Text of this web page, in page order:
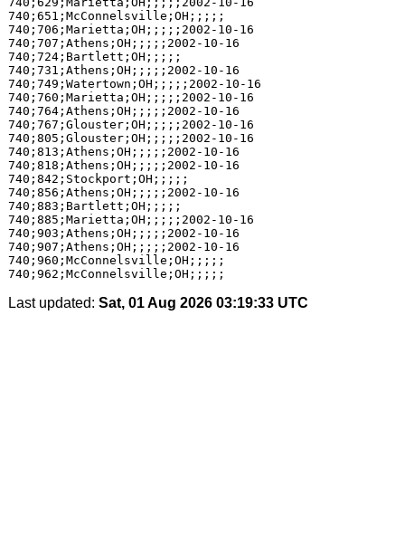
740;651;McConnelsville;OH;;;;;
740;706;Marietta;OH;;;;;2002-10-16
740;707;Athens;OH;;;;;2002-10-16
740;724;Bartlett;OH;;;;;
740;731;Athens;OH;;;;;2002-10-16
740;749;Watertown;OH;;;;;2002-10-16
740;760;Marietta;OH;;;;;2002-10-16
740;764;Athens;OH;;;;;2002-10-16
740;767;Glouster;OH;;;;;2002-10-16
740;805;Glouster;OH;;;;;2002-10-16
740;813;Athens;OH;;;;;2002-10-16
740;818;Athens;OH;;;;;2002-10-16
740;842;Stockport;OH;;;;;
740;856;Athens;OH;;;;;2002-10-16
740;883;Bartlett;OH;;;;;
740;885;Marietta;OH;;;;;2002-10-16
740;903;Athens;OH;;;;;2002-10-16
740;907;Athens;OH;;;;;2002-10-16
740;960;McConnelsville;OH;;;;;
Last updated: Sat, 01 Aug 2026 03:19:33 UTC